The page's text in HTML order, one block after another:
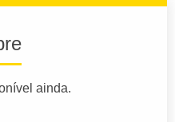
ainda.